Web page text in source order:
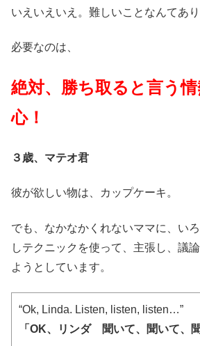
いえいえいえ。難しいことなんてあり
必要なのは、
絶対、勝ち取ると言う
心！
３歳、マテオ君
彼が欲しい物は、カップケーキ。
でも、なかなかくれないママに、い
しテクニックを使って、主張し、議
ようとしています。
“Ok, Linda. Listen, listen, listen…”
「OK、リンダ 聞いて、聞いて、聞